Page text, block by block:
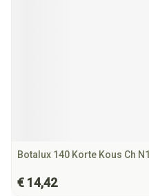
Botalux 140 Korte Kous Ch N1
€ 14,42